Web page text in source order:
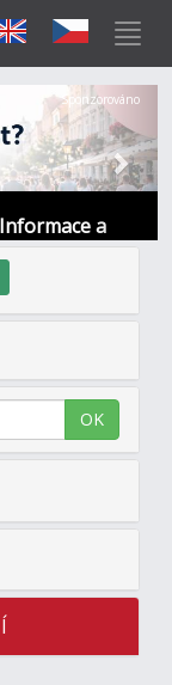
a
Další
Sponzorováno
OK